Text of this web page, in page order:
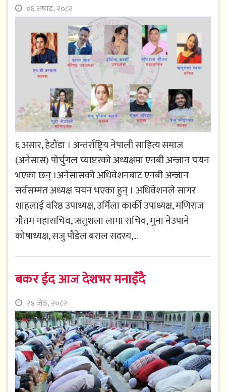
०६ अषाढ, २०८२
६ असार, हेटौंडा । अन्तर्राष्ट्रिय नेपाली साहित्य समाज
(अनेसास) पोर्चुगल च्याप्टरको अध्यक्षमा एनबी अन्जान चयन
भएका छन् ।अनेसासको अधिवेशनबाट एनबी अन्जान
सर्वसम्मत अध्यक्ष चयन भएका हुन् । अधिवेशनले सागर
शाहलाई वरिष्ठ उपाध्यक्ष, उर्मिला कार्की उपाध्यक्ष, मणिराज
गौतम महासचिव, ऋतुशला लामा सचिव, मुना नेउपाने
कोषाध्यक्ष, सजु पौडेल बराल सदस्य,...
बकर ईद आज देशभर मनाइँदै
२४ जेठ, २०८२